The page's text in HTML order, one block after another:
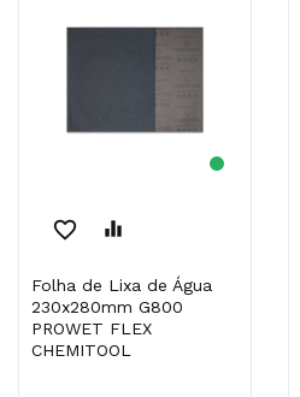
favorite_border equalizer
Folha de Lixa de Água
230x280mm G800
PROWET FLEX
CHEMITOOL